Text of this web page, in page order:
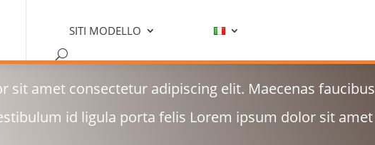
SITI MODELLO
GALLERIE
sit amet consectetur adipiscing elit. Maecenas faucibus
id ligula porta felis Lorem ipsum dolor sit amet